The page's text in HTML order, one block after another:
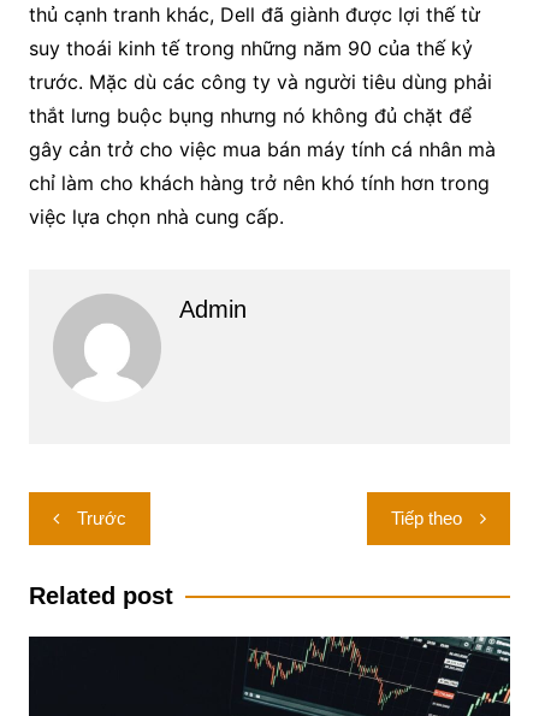
thủ cạnh tranh khác, Dell đã giành được lợi thế từ
suy thoái kinh tế trong những năm 90 của thế kỷ
trước. Mặc dù các công ty và người tiêu dùng phải
thắt lưng buộc bụng nhưng nó không đủ chặt để
gây cản trở cho việc mua bán máy tính cá nhân mà
chỉ làm cho khách hàng trở nên khó tính hơn trong
việc lựa chọn nhà cung cấp.
Admin
Điều
hướng
bài
Trước Tiếp theo
Related post